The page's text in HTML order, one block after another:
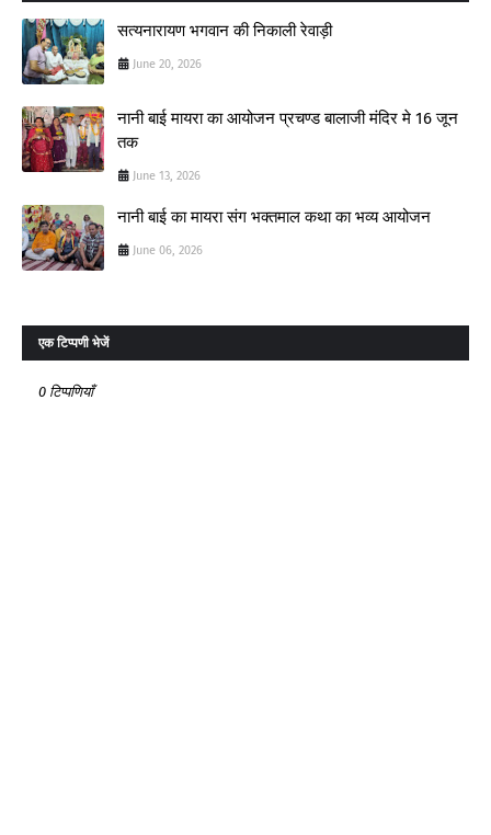
सत्यनारायण भगवान की निकाली रेवाड़ी
June 20, 2026
नानी बाई मायरा का आयोजन प्रचण्ड बालाजी मंदिर मे 16 जून
तक
June 13, 2026
नानी बाई का मायरा संग भक्तमाल कथा का भव्य आयोजन
June 06, 2026
एक टिप्पणी भेजें
0 टिप्पणियाँ